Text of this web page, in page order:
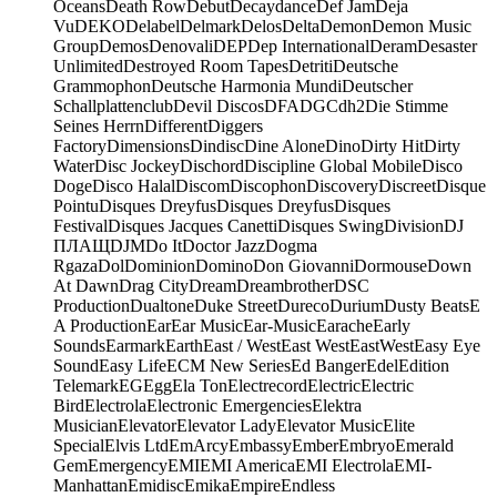
OceansDeath RowDebutDecaydanceDef JamDeja
VuDEKODelabelDelmarkDelosDeltaDemonDemon Music
GroupDemosDenovaliDEPDep InternationalDeramDesaster
UnlimitedDestroyed Room TapesDetritiDeutsche
GrammophonDeutsche Harmonia MundiDeutscher
SchallplattenclubDevil DiscosDFADGCdh2Die Stimme
Seines HerrnDifferentDiggers
FactoryDimensionsDindiscDine AloneDinoDirty HitDirty
WaterDisc JockeyDischordDiscipline Global MobileDisco
DogeDisco HalalDiscomDiscophonDiscoveryDiscreetDisque
PointuDisques DreyfusDisques DreyfusDisques
FestivalDisques Jacques CanettiDisques SwingDivisionDJ
ПЛАЩDJMDo ItDoctor JazzDogma
RgazaDolDominionDominoDon GiovanniDormouseDown
At DawnDrag CityDreamDreambrotherDSC
ProductionDualtoneDuke StreetDurecoDuriumDusty BeatsE
A ProductionEarEar MusicEar-MusicEaracheEarly
SoundsEarmarkEarthEast / WestEast WestEastWestEasy Eye
SoundEasy LifeECM New SeriesEd BangerEdelEdition
TelemarkEGEggEla TonElectrecordElectricElectric
BirdElectrolaElectronic EmergenciesElektra
MusicianElevatorElevator LadyElevator MusicElite
SpecialElvis LtdEmArcyEmbassyEmberEmbryoEmerald
GemEmergencyEMIEMI AmericaEMI ElectrolaEMI-
ManhattanEmidiscEmikaEmpireEndless